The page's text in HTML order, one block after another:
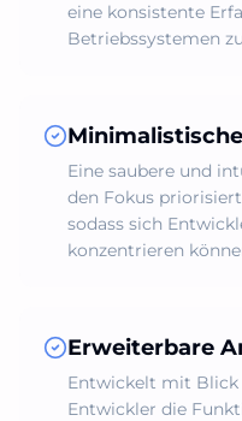
eine konsistente
Betriebssystemen
Eine saubere und
den Fokus
sodass sich
konzentrieren
Erweiterbare
Entwickelt mit Blick
Entwickler die